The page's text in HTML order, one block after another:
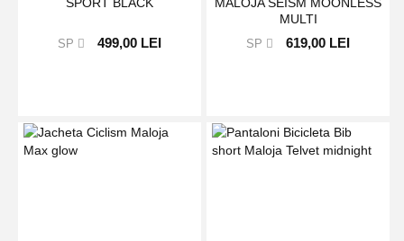
SPORT BLACK
SP 499,00 LEI
MALOJA SEISM MOONLESS
MULTI
SP 619,00 LEI